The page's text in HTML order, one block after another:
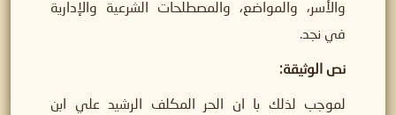
والأسر، والمواضع، والمصطلحات الشرعية والإدارية
في نجد.
نص الوثيقة:
لموجب لذلك با ان الحر المكلف الرشيد علي ابن